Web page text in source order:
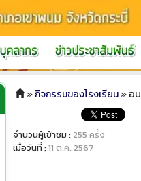
»กิจกรรมของโรงเรียน» อ
จำนวนผู้เข้าชม : 255 ครั้ง
เมื่อวันที่ :11 ต.ค. 2567